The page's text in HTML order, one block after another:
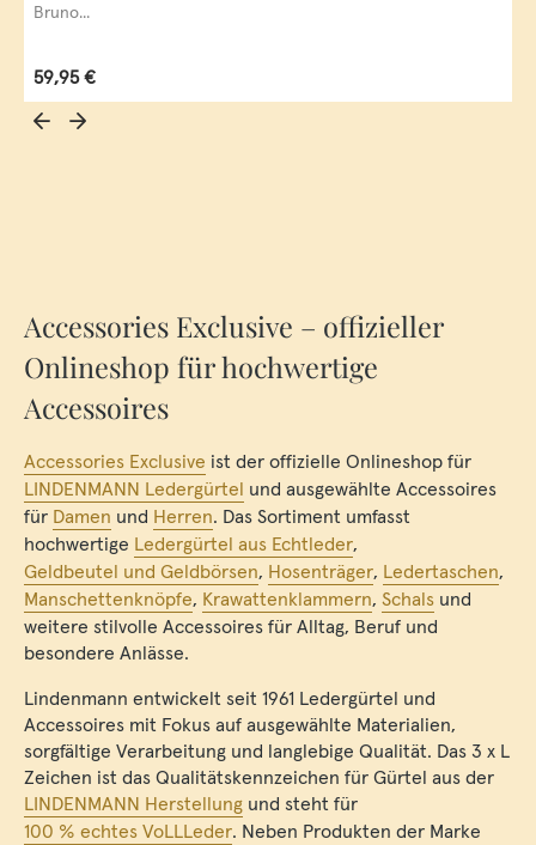
Bruno...
Regulärer Preis:
59,95 €
Accessories Exclusive – offizieller
Onlineshop für hochwertige
Accessoires
Accessories Exclusive ist der offizielle Onlineshop für
LINDENMANN Ledergürtel und ausgewählte Accessoires
für Damen und Herren. Das Sortiment umfasst
hochwertige Ledergürtel aus Echtleder,
Geldbeutel und Geldbörsen, Hosenträger, Ledertaschen,
Manschettenknöpfe, Krawattenklammern, Schals und
weitere stilvolle Accessoires für Alltag, Beruf und
besondere Anlässe.
Lindenmann entwickelt seit 1961 Ledergürtel und
Accessoires mit Fokus auf ausgewählte Materialien,
sorgfältige Verarbeitung und langlebige Qualität. Das 3 x L
Zeichen ist das Qualitätskennzeichen für Gürtel aus der
LINDENMANN Herstellung und steht für
100 % echtes VoLLLeder. Neben Produkten der Marke